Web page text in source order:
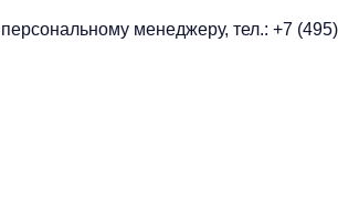
менеджеру, тел.: +7